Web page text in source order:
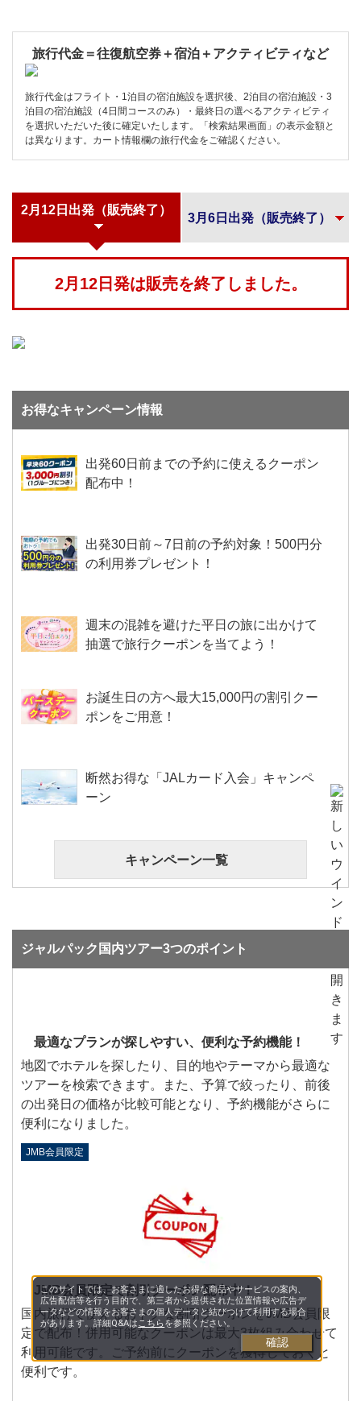
旅行代金＝往復航空券＋宿泊＋アクティビティなど
旅行代金はフライト・1泊目の宿泊施設を選択後、2泊目の宿泊施設・3
泊目の宿泊施設（4日間コースのみ）・最終日の選べるアクティビティ
を選択いただいた後に確定いたします。「検索結果画面」の表示金額と
は異なります。カート情報欄の旅行代金をご確認ください。
2月12日出発（販売終了）
3月6日出発（販売終了）
2月12日発は販売を終了しました。
お得なキャンペーン情報
出発60日前までの予約に使えるクーポン
配布中！
出発30日前～7日前の予約対象！500円分
の利用券プレゼント！
週末の混雑を避けた平日の旅に出かけて
抽選で旅行クーポンを当てよう！
お誕生日の方へ最大15,000円の割引クー
ポンをご用意！
断然お得な「JALカード入会」キャンペ
ーン
キャンペーン一覧
ジャルパック国内ツアー3つのポイント
最適なプランが探しやすい、便利な予約機能！
地図でホテルを探したり、目的地やテーマから最適な
ツアーを検索できます。また、予算で絞ったり、前後
の出発日の価格が比較可能となり、予約機能がさらに
便利になりました。
JMB会員限定
JMB会員限定で割引クーポン配布中！
国内旅行で使えるおトクな割引クーポンをJMB会員限
定で配布！併用可能なクーポンは最大3枚組み合わせて
利用可能です。ご予約前にクーポンを獲得しておくと
便利です。
このサイトでは、お客さまに適したお得な商品やサービスの案内、
広告配信等を行う目的で、第三者から提供された位置情報や広告デ
ータなどの情報をお客さまの個人データと結びつけて利用する場合
があります。詳細Q&Aはこちらを参照ください。
確認